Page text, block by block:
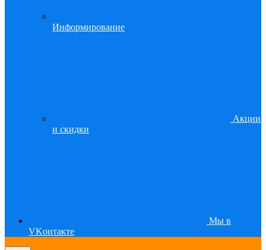
Информирование
Акции
и скидки
Мы в
VKонтакте